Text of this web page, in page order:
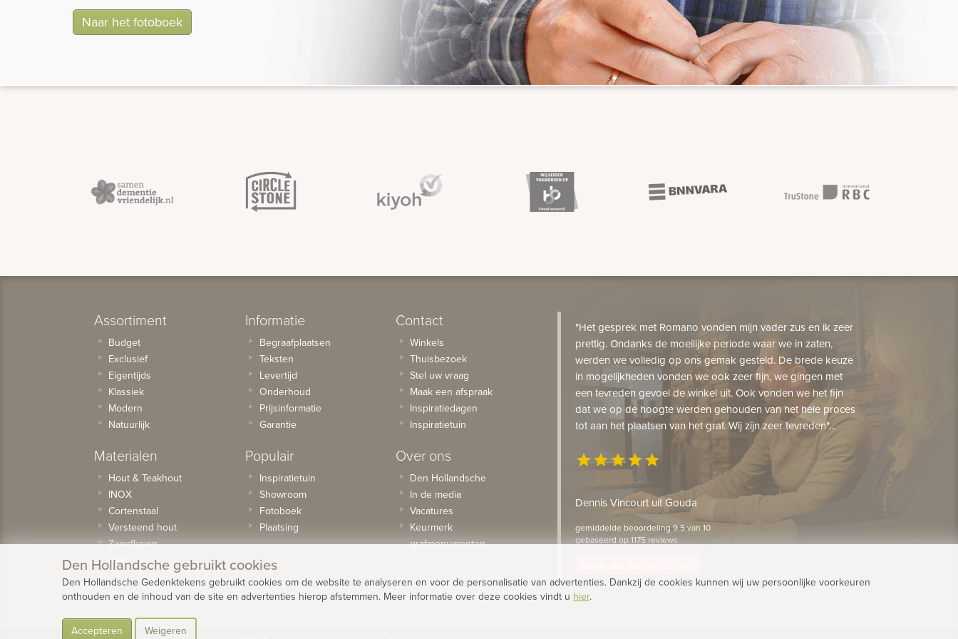
Naar het fotoboek
Assortiment
Budget
Exclusief
Eigentijds
Klassiek
Modern
Natuurlijk
Materialen
Hout & Teakhout
INOX
Cortenstaal
Versteend hout
Zwerfkeien
Glas
Informatie
Begraafplaatsen
Teksten
Levertijd
Onderhoud
Prijsinformatie
Garantie
Populair
Inspiratietuin
Showroom
Fotoboek
Plaatsing
Contact
Winkels
Thuisbezoek
Stel uw vraag
Maak een afspraak
Inspiratiedagen
Inspiratietuin
Over ons
Den Hollandsche
In de media
Vacatures
Keurmerk
grafmonumenten
"Het gesprek met Romano vonden mijn vader zus en ik zeer
prettig. Ondanks de moeilijke periode waar we in zaten,
werden we volledig op ons gemak gesteld. De brede keuze
in mogelijkheden vonden we ook zeer fijn, we gingen met
een tevreden gevoel de winkel uit. Ook vonden we het fijn
dat we op de hoogte werden gehouden van het hele proces
tot aan het plaatsen van het graf. Wij zijn zeer tevreden"...
starstarstarstarstar
Dennis Vincourt uit Gouda
gemiddelde beoordeling 9.5 van 10
gebaseerd op 1175 reviews
Den Hollandsche gebruikt cookies
Den Hollandsche Gedenktekens gebruikt cookies om de website te analyseren en voor de personalisatie van advertenties. Dankzij de cookies kunnen wij uw persoonlijke voorkeuren
onthouden en de inhoud van de site en advertenties hierop afstemmen. Meer informatie over deze cookies vindt u hier.
Accepteren Weigeren